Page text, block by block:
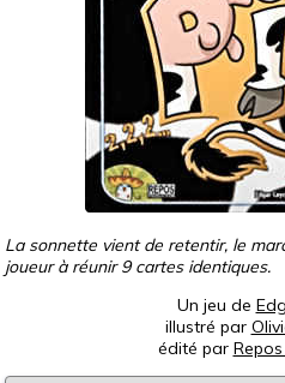
La sonnette vient de retentir, le
joueur à réunir 9 cartes identiques.
Un jeu de
illustré par
édité par